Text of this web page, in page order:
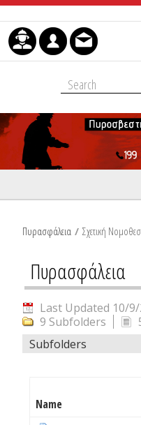
Skip to Content
Πυρασφάλεια / Σχετική
Πυρασφάλεια
Last Updated 10/9/
9 Subfolders
Subfolders
Name